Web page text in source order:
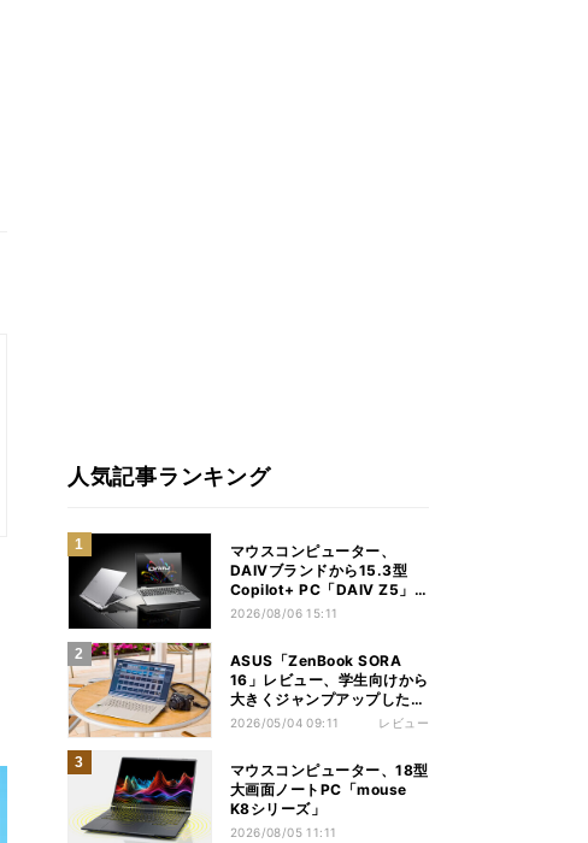
人気記事ランキング
マウスコンピューター、
DAIVブランドから15.3型
Copilot+ PC「DAIV Z5」
発売
2026/08/06 15:11
ASUS「ZenBook SORA
16」レビュー、学生向けから
大きくジャンプアップした
Snapdragon X2 Elite
2026/05/04 09:11 レビュー
マウスコンピューター、18型
大画面ノートPC「mouse
K8シリーズ」
2026/08/05 11:11